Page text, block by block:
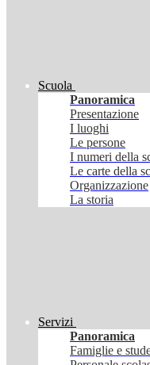
Scuola
Panoramica
Presentazione
I luoghi
Le persone
I numeri della
Le carte della
Organizzazione
La storia
Servizi
Panoramica
Famiglie e